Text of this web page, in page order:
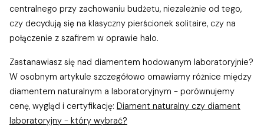
centralnego przy zachowaniu budżetu, niezależnie od tego,
czy decydują się na klasyczny pierścionek solitaire, czy na
połączenie z szafirem w oprawie halo.
Zastanawiasz się nad diamentem hodowanym laboratoryjnie?
W osobnym artykule szczegółowo omawiamy różnice między
diamentem naturalnym a laboratoryjnym - porównujemy
cenę, wygląd i certyfikację: Diament naturalny czy diament
laboratoryjny - który wybrać?